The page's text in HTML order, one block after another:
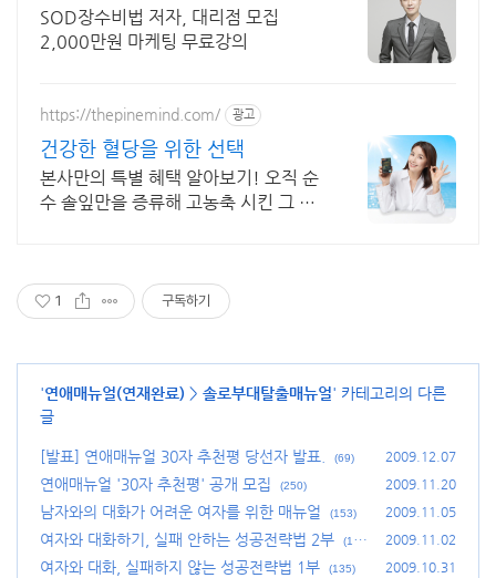
6972
SOD장수비법 저자, 대리점 모집
2,000만원 마케팅 무료강의
https://thepinemind.com/ 광고
건강한 혈당을 위한 선택
본사만의 특별 혜택 알아보기! 오직 순
수 솔잎만을 증류해 고농축 시킨 그 제
1 구독하기
'연애매뉴얼(연재완료) > 솔로부대탈출매뉴얼' 카테고리의 다른
글
[발표] 연애매뉴얼 30자 추천평 당선자 발표. (69) 2009.12.07
연애매뉴얼 '30자 추천평' 공개 모집 (250) 2009.11.20
남자와의 대화가 어려운 여자를 위한 매뉴얼 (153) 2009.11.05
여자와 대화하기, 실패 안하는 성공전략법 2부
(13
9)
2009.11.02
여자와 대화, 실패하지 않는 성공전략법 1부 (135) 2009.10.31